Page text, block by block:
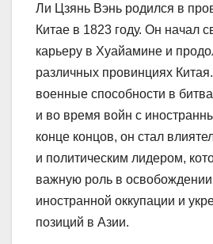
Ли Цзянь Вэнь родился в
Китае в 1823 году. Он начал
карьеру в Хуайамине и
различных провинциях
военные способности в
и во время войн с
конце концов, он стал
и политическим лидером,
важную роль в освобождении
иностранной оккупации и
позиций в Азии.